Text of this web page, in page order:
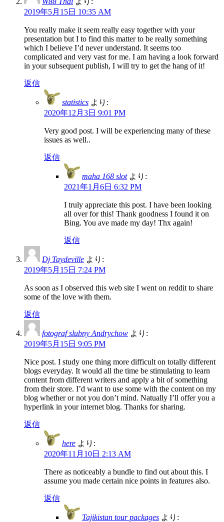
2019年5月15日 10:35 AM
You really make it seem really easy together with your
presentation but I to find this matter to be really something
which I believe I’d never understand. It seems too
complicated and very vast for me. I am having a look forward
in your subsequent publish, I will try to get the hang of it!
返信
statistics より:
2020年12月3日 9:01 PM
Very good post. I will be experiencing many of these
issues as well..
返信
maha 168 slot より:
2021年1月6日 6:32 PM
I truly appreciate this post. I have been looking
all over for this! Thank goodness I found it on
Bing. You ave made my day! Thx again!
返信
Dj Taydeville より:
2019年5月15日 7:24 PM
As soon as I observed this web site I went on reddit to share
some of the love with them.
返信
fotograf slubny Andrychow より:
2019年5月15日 9:05 PM
Nice post. I study one thing more difficult on totally different
blogs everyday. It would all the time be stimulating to learn
content from different writers and apply a bit of something
from their store. I’d want to use some with the content on my
blog whether or not you don’t mind. Natually I’ll offer you a
hyperlink in your internet blog. Thanks for sharing.
返信
here より:
2020年11月10日 2:13 AM
There as noticeably a bundle to find out about this. I
assume you made certain nice points in features also.
返信
Tajikistan tour packages より: